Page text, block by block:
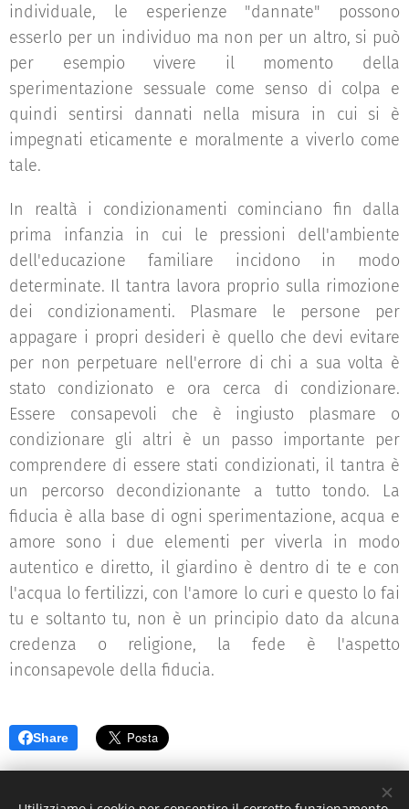
individuale, le esperienze "dannate" possono
esserlo per un individuo ma non per un altro, si può
per esempio vivere il momento della
sperimentazione sessuale come senso di colpa e
quindi sentirsi dannati nella misura in cui si è
impegnati eticamente e moralmente a viverlo come
tale.
In realtà i condizionamenti cominciano fin dalla
prima infanzia in cui le pressioni dell'ambiente
dell'educazione familiare incidono in modo
determinate. Il tantra lavora proprio sulla rimozione
dei condizionamenti. Plasmare le persone per
appagare i propri desideri è quello che devi evitare
per non perpetuare nell'errore di chi a sua volta è
stato condizionato e ora cerca di condizionare.
Essere consapevoli che è ingiusto plasmare o
condizionare gli altri è un passo importante per
comprendere di essere stati condizionati, il tantra è
un percorso decondizionante a tutto tondo. La
fiducia è alla base di ogni sperimentazione, acqua e
amore sono i due elementi per viverla in modo
autentico e diretto, il giardino è dentro di te e con
l'acqua lo fertilizzi, con l'amore lo curi e questo lo fai
tu e soltanto tu, non è un principio dato da alcuna
credenza o religione, la fede è l'aspetto
inconsapevole della fiducia.
Share